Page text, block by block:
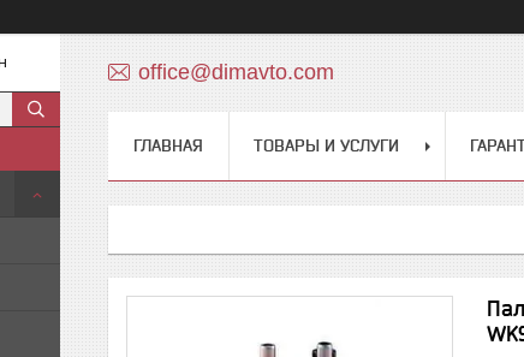
office@dimavto.com
ГЛАВНАЯ ТОВАРЫ И УСЛУГИ